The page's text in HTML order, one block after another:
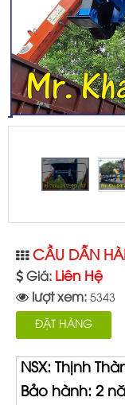
CẦU DẪN
Giá: Liên Hệ
lượt xem: 5343
ĐẶT HÀNG
NSX: Thịnh
Bảo hành: 2